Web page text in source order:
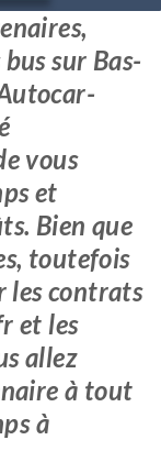
sur Bas-
vous
et
Bien que
toutefois
les contrats
et les
allez
à tout
à